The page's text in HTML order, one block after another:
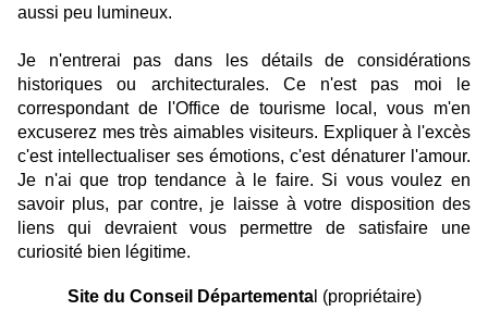
aussi peu lumineux.
Je n'entrerai pas dans les détails de considérations
historiques ou architecturales. Ce n'est pas moi le
correspondant de l'Office de tourisme local, vous m'en
excuserez mes très aimables visiteurs. Expliquer à l'excès
c'est intellectualiser ses émotions, c'est dénaturer l'amour.
Je n'ai que trop tendance à le faire. Si vous voulez en
savoir plus, par contre, je laisse à votre disposition des
liens qui devraient vous permettre de satisfaire une
curiosité bien légitime.
Site du Conseil Départemental (propriétaire)